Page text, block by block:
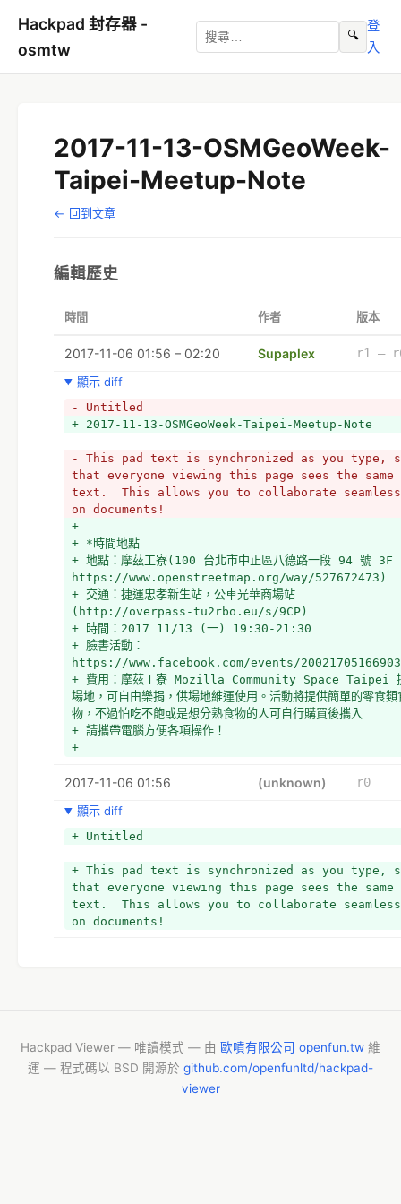
Hackpad 封存器 -
osmtw
🔍
登
入
2017-11-13-OSMGeoWeek-
Taipei-Meetup-Note
← 回到文章
編輯歷史
時間 作者 版本
2017-11-06 01:56 – 02:20 Supaplex
r1 –
顯示 diff
- Untitled
+ 2017-11-13-OSMGeoWeek-Taipei-Meetup-Note
- This pad text is synchronized as you type,
that everyone viewing this page sees the same
text.  This allows you to collaborate
on documents!
+
+ *時間地點
+ 地點：摩茲工寮(100 台北市中正區八德路一段 94 號 3F
https://www.openstreetmap.org/way/527672473)
+ 交通：捷運忠孝新生站，公車光華商場站
(http://overpass-tu2rbo.eu/s/9CP)
+ 時間：2017 11/13 (一) 19:30-21:30
+ 臉書活動：
https://www.facebook.com/events/
+ 費用：摩茲工寮 Mozilla Community Space Taipei
場地，可自由樂捐，供場地維運使用。活動將提供簡單的零食類
物，不過怕吃不飽或是想分熟食物的人可自行購買後攜入
+ 請攜帶電腦方便各項操作！
+
Note
+ *討論主題
+ 11/12~18 日是 OSMGeoWeek 活動時間，因此特地將每月
學怎麼運用最新 Task Manager 3 分配負責繪製區域，一起
繪製災區所需地理圖資，順便看看 Task Manager 3 中文翻
沒有翻好。而相關的 LearnOSM 內容也將順便體驗與看看那邊
優先翻譯。
the traditional Chinese translation of Task
Manager 3, looking if the terms are well
translated. And we'll look at the LearnOSM
2017-11-06 01:56 (unknown)
r0
顯示 diff
+ Untitled
+ This pad text is synchronized as you type,
that everyone viewing this page sees the same
text.  This allows you to collaborate
on documents!
Hackpad Viewer — 唯讀模式 — 由 歐噴有限公司 openfun.tw 維
運 — 程式碼以 BSD 開源於 github.com/openfunltd/hackpad-
viewer